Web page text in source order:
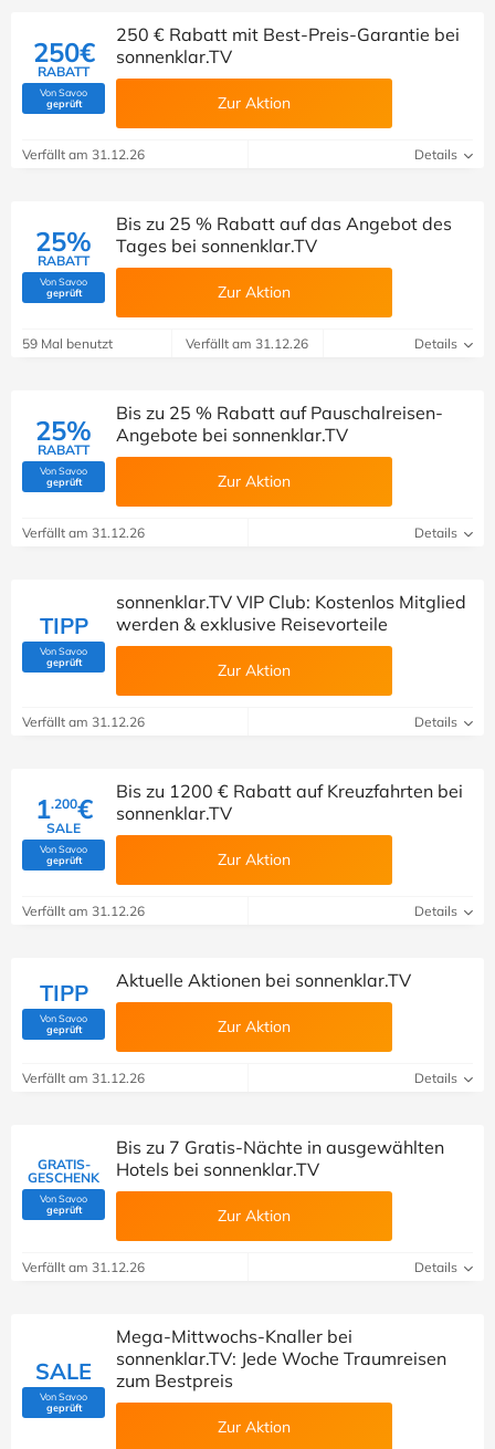
250€
RABATT
Von Savoo
geprüft(Von Savoo geprüft)
250 € Rabatt mit Best-Preis-Garantie bei
sonnenklar.TV
Zur Aktion
Verfällt am 31.12.26 Details
25%
RABATT
Von Savoo
geprüft(Von Savoo geprüft)
Bis zu 25 % Rabatt auf das Angebot des
Tages bei sonnenklar.TV
Zur Aktion
59 Mal benutzt Verfällt am 31.12.26 Details
25%
RABATT
Von Savoo
geprüft(Von Savoo geprüft)
Bis zu 25 % Rabatt auf Pauschalreisen-
Angebote bei sonnenklar.TV
Zur Aktion
Verfällt am 31.12.26 Details
TIPP
Von Savoo
geprüft(Von Savoo geprüft)
sonnenklar.TV VIP Club: Kostenlos Mitglied
werden & exklusive Reisevorteile
Zur Aktion
Verfällt am 31.12.26 Details
1.200€
SALE
Von Savoo
geprüft(Von Savoo geprüft)
Bis zu 1200 € Rabatt auf Kreuzfahrten bei
sonnenklar.TV
Zur Aktion
Verfällt am 31.12.26 Details
TIPP
Von Savoo
geprüft(Von Savoo geprüft)
Aktuelle Aktionen bei sonnenklar.TV
Zur Aktion
Verfällt am 31.12.26 Details
GRATIS-
GESCHENK
Von Savoo
geprüft(Von Savoo geprüft)
Bis zu 7 Gratis-Nächte in ausgewählten
Hotels bei sonnenklar.TV
Zur Aktion
Verfällt am 31.12.26 Details
SALE
Von Savoo
geprüft(Von Savoo geprüft)
Mega-Mittwochs-Knaller bei
sonnenklar.TV: Jede Woche Traumreisen
zum Bestpreis
Zur Aktion